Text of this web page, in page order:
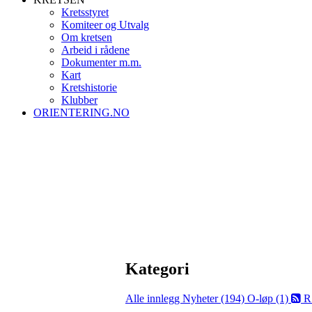
Kretsstyret
Komiteer og Utvalg
Om kretsen
Arbeid i rådene
Dokumenter m.m.
Kart
Kretshistorie
Klubber
ORIENTERING.NO
Kategori
Alle innlegg Nyheter (194) O-løp (1)